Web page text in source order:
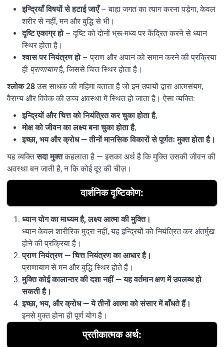
इन्द्रियाँ विषयों से हटाई जाएँ– बाह्य जगत का त्याग करना पड़ेगा, केवल
शरीर से नहीं, मन और बुद्धि से भी।
दृष्टि एकाग्र हो– दृष्टि को दोनों भ्रू-मध्य पर केंद्रित करने से ध्यान
स्थिर होता है।
श्वास पर नियंत्रण हो– प्राण और अपान को समान करने की प्रक्रिया
ही प्राणायामहै, जिससे चित्त स्थिर होता है।
श्लोक 28उस साधक की महिमा बताता है जो इन उपायों द्वारा आत्मसंयम,
वैराग्य और विवेक की उच्च अवस्था में स्थित हो जाता है। ऐसा व्यक्ति:
इन्द्रियों और चित्त को नियंत्रित कर चुका होता है,
मोक्ष को जीवन का लक्ष्य बना चुका होता है,
इच्छा, भय और क्रोध — तीनों मानसिक विकारों से पूर्णतः मुक्त होता है।
यह व्यक्तिसदा मुक्तकहलाता है — इसका अर्थ है कि मुक्ति उसकी जीवन की
अवस्था बन जाती है, न कि कोई दूर की चीज़।
दार्शनिक दृष्टिकोण:
ध्यान योग का माध्यम है, लक्ष्य आत्मा की मुक्ति।
ध्यान केवल शारीरिक मुद्रा नहीं, यह इन्द्रियों को नियंत्रित कर अंतर्मुख
होने की प्रक्रिया है।
प्राण नियंत्रण — चित्त नियंत्रण का आधार है।
प्राणायाम से मन और बुद्धि स्थिर होते हैं।
मुक्ति कोई कालान्तर की दशा नहीं — यह वर्तमान क्षण में उपलब्ध हो
सकती है।
इच्छा, भय, और क्रोध — ये तीनों आत्मा को संसार में बाँधते हैं।
इनसे मुक्त होना ही पूर्ण योग है।
प्रतीकात्मक अर्थ: